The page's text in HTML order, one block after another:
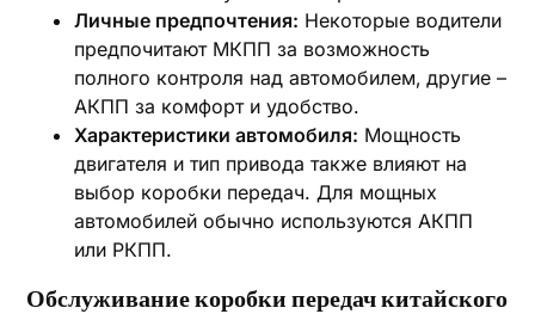
Личные предпочтения: Некоторые водители
предпочитают МКПП за возможность
полного контроля над автомобилем‚ другие –
АКПП за комфорт и удобство.
Характеристики автомобиля: Мощность
двигателя и тип привода также влияют на
выбор коробки передач. Для мощных
автомобилей обычно используются АКПП
или РКПП.
Обслуживание коробки передач китайского